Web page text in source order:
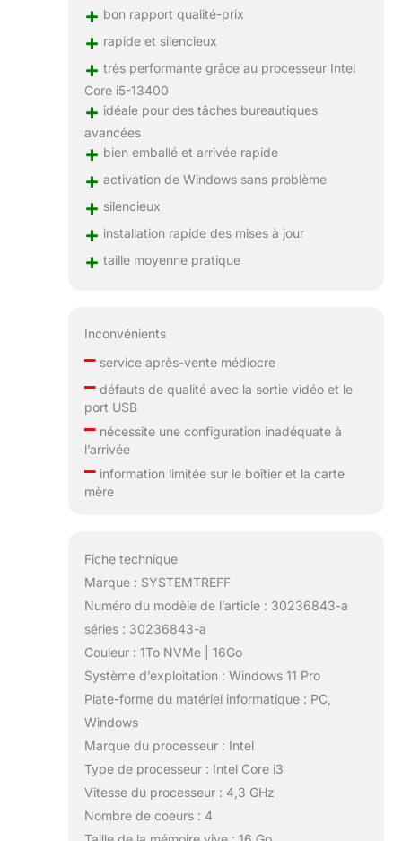
+ bon rapport qualité-prix
+ rapide et silencieux
+ très performante grâce au processeur Intel
Core i5-13400
+ idéale pour des tâches bureautiques
avancées
+ bien emballé et arrivée rapide
+ activation de Windows sans problème
+ silencieux
+ installation rapide des mises à jour
+ taille moyenne pratique
Inconvénients
–service après-vente médiocre
–défauts de qualité avec la sortie vidéo et le
port USB
–nécessite une configuration inadéquate à
l’arrivée
–information limitée sur le boîtier et la carte
mère
Fiche technique
Marque : SYSTEMTREFF
Numéro du modèle de l’article : 30236843-a
séries : 30236843-a
Couleur : 1To NVMe | 16Go
Système d’exploitation : Windows 11 Pro
Plate-forme du matériel informatique : PC,
Windows
Marque du processeur : Intel
Type de processeur : Intel Core i3
Vitesse du processeur : 4,3 GHz
Nombre de coeurs : 4